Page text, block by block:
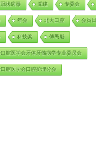
状病毒 党建 专委会
年会 北大口腔 会员日
科技奖 傅民魁
腔医学会牙体牙髓病学专业委员会
腔医学会口腔护理分会